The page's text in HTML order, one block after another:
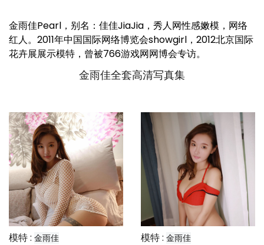
金雨佳Pearl，别名：佳佳JiaJia，秀人网性感嫩模，网络
红人。2011年中国国际网络博览会showgirl，2012北京国际
花卉展展示模特，曾被766游戏网网博会专访。
金雨佳全套高清写真集
模特 : 金雨佳 模特 : 金雨佳